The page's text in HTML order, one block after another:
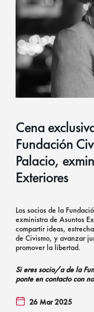
Cena
Fundación
Palacio,
Exteriores
Los socios de la
exministra de Asuntos
compartir ideas,
de Civismo, y avanzar
promover la libertad.
Si eres socio/a de la
ponte en contacto con
26 Mar 2025